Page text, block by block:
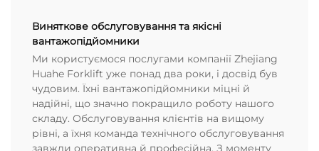
Виняткове обслуговування та якісні
вантажопідйомники
Ми користуємося послугами компанії Zhejiang
Huahe Forklift уже понад два роки, і досвід був
чудовим. Їхні вантажопідйомники міцні й
надійні, що значно покращило роботу нашого
складу. Обслуговування клієнтів на вищому
рівні, а їхня команда технічного обслуговування
завжди оперативна й професійна. З моменту